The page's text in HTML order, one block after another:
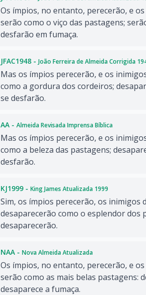
Os ímpios, no entanto, perecerão, e
serão como o viço das pastagens;
desfarão em fumaça.
JFAC1948 - João Ferreira de Almeida Corrigida
Mas os ímpios perecerão, e os
como a gordura dos cordeiros;
se desfarão.
AA - Almeida Revisada Imprensa Bíblica
Mas os ímpios perecerão, e os
como a beleza das pastagens;
desfarão.
KJ1999 - King James Atualizada 1999
Sim, os ímpios perecerão, os inimigos
desaparecerão como o esplendor dos
desaparecerão.
NAA - Nova Almeida Atualizada
Os ímpios, no entanto, perecerão, e
serão como as mais belas pastagens:
desaparece a fumaça.